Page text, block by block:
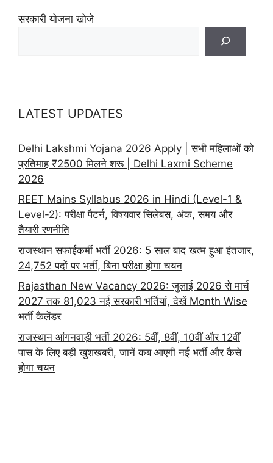
सरकारी योजना खोजे
LATEST UPDATES
Delhi Lakshmi Yojana 2026 Apply | सभी महिलाओं को
प्रतिमाह ₹2500 मिलने शरू | Delhi Laxmi Scheme
2026
REET Mains Syllabus 2026 in Hindi (Level-1 &
Level-2): परीक्षा पैटर्न, विषयवार सिलेबस, अंक, समय और
तैयारी रणनीति
राजस्थान सफाईकर्मी भर्ती 2026: 5 साल बाद खत्म हुआ इंतजार,
24,752 पदों पर भर्ती, बिना परीक्षा होगा चयन
Rajasthan New Vacancy 2026: जुलाई 2026 से मार्च
2027 तक 81,023 नई सरकारी भर्तियां, देखें Month Wise
भर्ती कैलेंडर
राजस्थान आंगनवाड़ी भर्ती 2026: 5वीं, 8वीं, 10वीं और 12वीं
पास के लिए बड़ी खुशखबरी, जानें कब आएगी नई भर्ती और कैसे
होगा चयन